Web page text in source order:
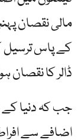
مالی نقصان
کے پاس ترسیل
ڈالر کا نقصان
جب کہ دنیا کے
اضافے سے